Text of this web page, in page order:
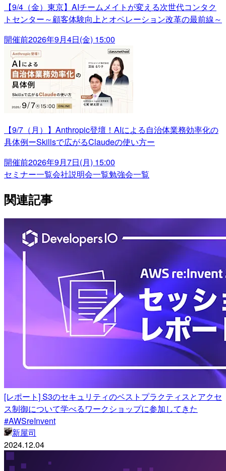
【9/4（金）東京】AIチームメイトが変える次世代コンタク
トセンター～顧客体験向上とオペレーション改革の最前線～
開催前2026年9月4日(金) 15:00
【9/7（月）】Anthropic登壇！AIによる自治体業務効率化の
具体例ーSkillsで広がるClaudeの使い方ー
開催前2026年9月7日(月) 15:00
セミナー一覧会社説明会一覧勉強会一覧
関連記事
[レポート] S3のセキュリティのベストプラクティスとアクセ
ス制御について学べるワークショップに参加してきた
#AWSreInvent
新屋司
2024.12.04